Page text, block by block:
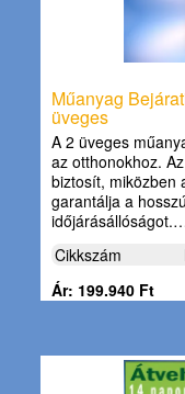
Műanyag
üveges
A 2 üveges
az otthonokhoz.
biztosít, miközben
garantálja a
Cikkszám
Ár: 199.940 Ft